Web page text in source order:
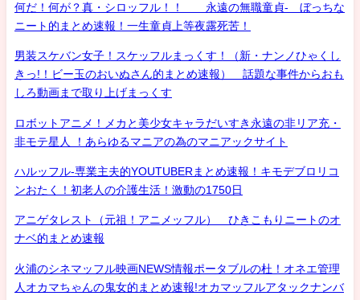
何だ！何が？真・シロッフル！！ 永遠の無職童貞- ぼっちな
ニート的まとめ速報！一生童貞上等夜露死苦！
男装スケバン女子！スケッフルまっくす！（新・ナンノひゃくし
きっ!！ビー玉のおいぬさん的まとめ速報） 話題な事件からおも
しろ動画まで取り上げまっくす
ロボットアニメ！メカと美少女キャラだいすき永遠の非リア充・
非モテ星人 ！あらゆるマニアの為のマニアックサイト
ハルッフル-専業主夫的YOUTUBERまとめ速報！キモデブロリコ
ンおたく！初老人の介護生活！激動の1750日
アニゲタレスト（元祖！アニメッフル） ひきこもりニートのオ
ナベ的まとめ速報
火浦のシネマッフル映画NEWS情報ポータブルの杜！オネエ管理
人オカマちゃんの鬼女的まとめ速報!オカマッフルアタックナンバ